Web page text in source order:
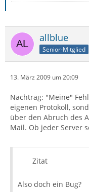
allblue
Senior-Mitglied
13. März 2009 um 20:09
Nachtrag: "Meine"
eigenen Protokoll,
über den Abruch des
Mail. Ob jeder Server
Zitat
Also doch ein Bug?